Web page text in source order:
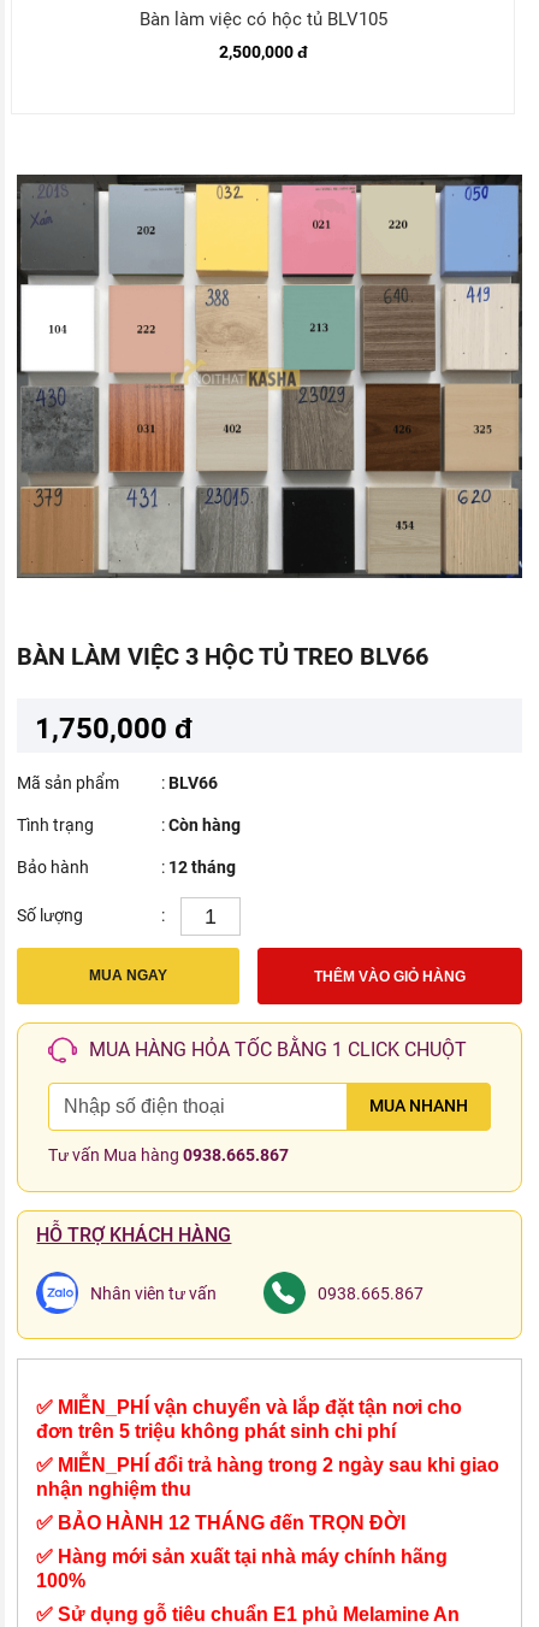
Bàn làm việc có hộc tủ BLV105
2,500,000 đ
BÀN LÀM VIỆC 3 HỘC TỦ TREO BLV66
1,750,000 đ
Mã sản phẩm :BLV66
Tình trạng :Còn hàng
Bảo hành : 12 tháng
Số lượng :
MUA NGAY THÊM VÀO GIỎ HÀNG
MUA HÀNG HỎA TỐC BẰNG 1 CLICK CHUỘT
MUA NHANH
Tư vấn Mua hàng0938.665.867
HỖ TRỢ KHÁCH HÀNG
Nhân viên tư vấn 0938.665.867
✅ MIỄN_PHÍ vận chuyển và lắp đặt tận nơi cho
đơn trên 5 triệu không phát sinh chi phí
✅ MIỄN_PHÍ đổi trả hàng trong 2 ngày sau khi giao
nhận nghiệm thu
✅ BẢO HÀNH 12 THÁNG đến TRỌN ĐỜI
✅ Hàng mới sản xuất tại nhà máy chính hãng
100%
✅ Sử dụng gỗ tiêu chuẩn E1 phủ Melamine An